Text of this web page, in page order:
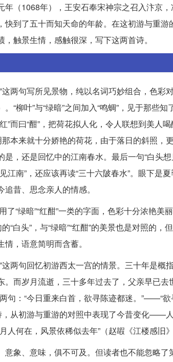
（1068年），王安石奉宋神宗之召入汴京
到了五十而知天命的年龄。在这初游与重
触景生情，感触很深，写下这两首诗。
两句写所见景物，纯以名词巧妙组合，色彩
“柳叶”与“绿暗”之间加入“鸣蜩”，见于那些
而曰“酣”，把荷花拟人化，令人联想到美人
本来就十分娇艳的荷花，由于落日的斜照，
，还是回忆中的江南春水。最后一句“白头
江南”，还应该再读“三十六陂春水”。眼下是
昔、思念亲人的情感。
了“绿暗”“红酣”一类的字面，色彩十分浓艳美
“白头”，与“绿暗”“红酣”的美景也是对照的
，语意简明而含蓄。
两句回忆初游西太一宫的情景。三十年是
而岁月流逝，三十多年过去了，父亲早已
句：“今日重来白首，欲寻陈迹都迷。”——“
，从初游与重游的对照中表现了今昔变化——
人何在，风景依稀似去年”（赵嘏《江楼感旧
象、意味，俱不可及。但读者也不能忽略